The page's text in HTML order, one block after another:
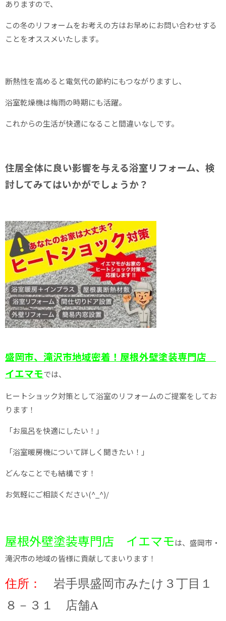
ありますので、
この冬のリフォームをお考えの方はお早めにお問い合わせする
ことをオススメいたします。
断熱性を高めると電気代の節約にもつながりますし、
浴室乾燥機は梅雨の時期にも活躍。
これからの生活が快適になること間違いなしです。
住居全体に良い影響を与える浴室リフォーム、検
討してみてはいかがでしょうか？
盛岡市、滝沢市地域密着！屋根外壁塗装専門店
イエマモでは、
ヒートショック対策として浴室のリフォームのご提案をしてお
ります！
「お風呂を快適にしたい！」
「浴室暖房機について詳しく聞きたい！」
どんなことでも結構です！
お気軽にご相談ください(^_^)/
屋根外壁塗装専門店 イエマモは、盛岡市・
滝沢市の地域の皆様に貢献してまいります！
住所：
岩手県盛岡市みたけ３丁目１
８－３１ 店舗A